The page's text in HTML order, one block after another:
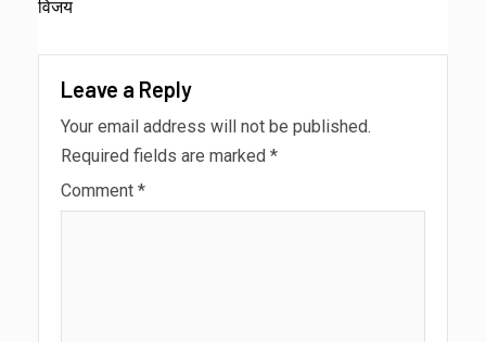
विजय
Leave a Reply
Your email address will not be published.
Required fields are marked *
Comment *